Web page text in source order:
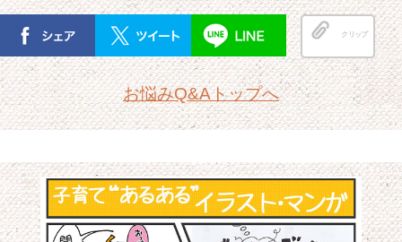
クリップ
お悩みQ&Aトップへ